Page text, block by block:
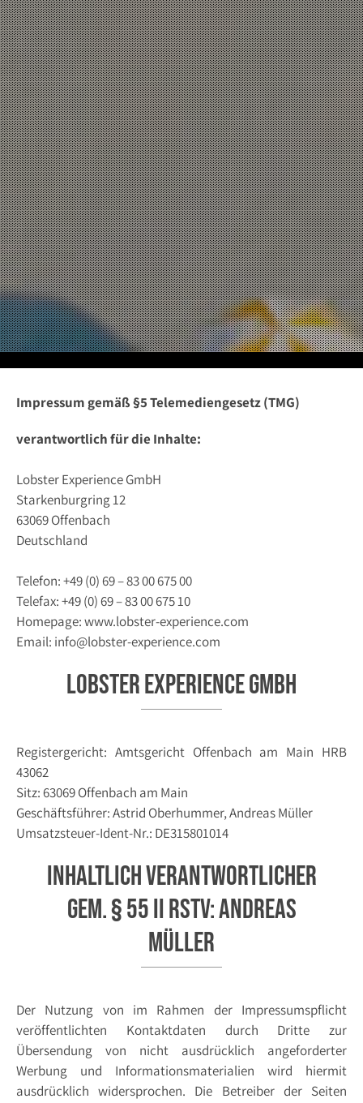
Impressum gemäß §5 Telemediengesetz (TMG)
verantwortlich für die Inhalte:
Lobster Experience GmbH
Starkenburgring 12
63069 Offenbach
Deutschland
Telefon: +49 (0) 69 – 83 00 675 00
Telefax: +49 (0) 69 – 83 00 675 10
Homepage: www.lobster-experience.com
Email: info@lobster-experience.com
Lobster Experience GmbH
Registergericht: Amtsgericht Offenbach am Main HRB
43062
Sitz: 63069 Offenbach am Main
Geschäftsführer: Astrid Oberhummer, Andreas Müller
Umsatzsteuer-Ident-Nr.: DE315801014
Inhaltlich Verantwortlicher
gem. § 55 II RStV: Andreas
Müller
Der Nutzung von im Rahmen der Impressumspflicht
veröffentlichten Kontaktdaten durch Dritte zur
Übersendung von nicht ausdrücklich angeforderter
Werbung und Informationsmaterialien wird hiermit
ausdrücklich widersprochen. Die Betreiber der Seiten